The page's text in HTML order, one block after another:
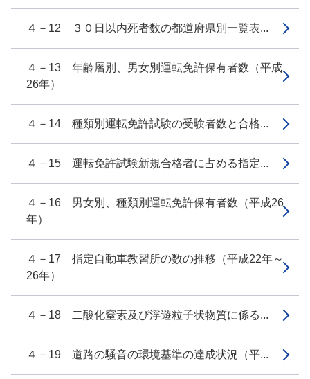
４－12 ３０日以内死者数の都道府県別一覧表...
４－13 年齢層別、男女別運転免許保有者数（平成
26年）
４－14 種類別運転免許試験の受験者数と合格...
４－15 運転免許試験新規合格者に占める指定...
４－16 男女別、種類別運転免許保有者数（平成26
年）
４－17 指定自動車教習所の数の推移（平成22年～
26年）
４－18 二酸化窒素及び浮遊粒子状物質に係る...
４－19 道路の騒音の環境基準の達成状況（平...